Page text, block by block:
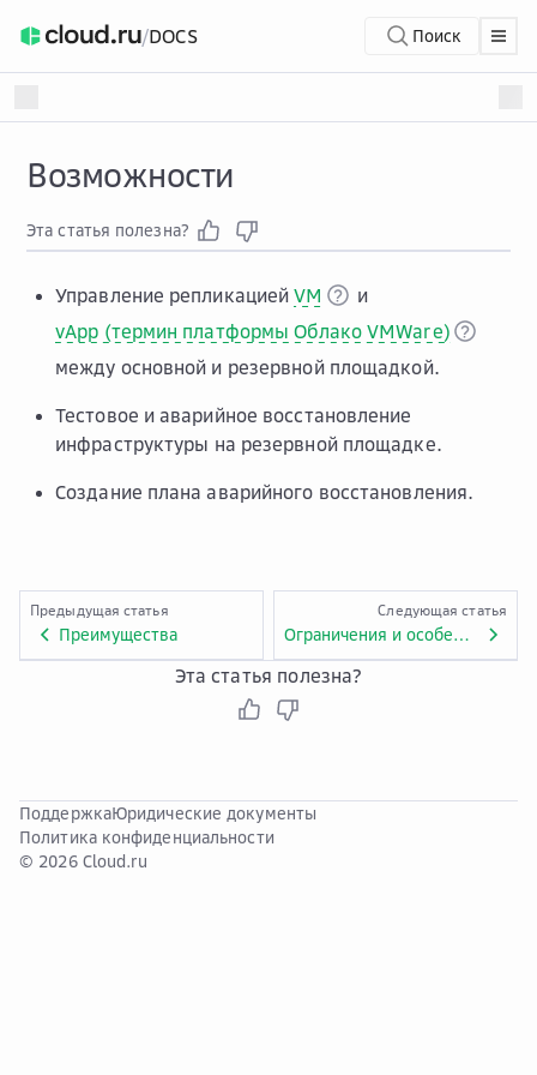
/DOCS Поиск
Возможности
Эта статья полезна?
Управление репликациейVM
и
vApp (термин платформы Облако VMWare)
между основной и резервной площадкой.
Тестовое и аварийное восстановление
инфраструктуры на резервной площадке.
Создание плана аварийного восстановления.
Предыдущая статья
Преимущества
Следующая статья
Ограничения и особенности
Эта статья полезна?
ПоддержкаЮридические документы
Политика конфиденциальности
© 2026 Cloud.ru